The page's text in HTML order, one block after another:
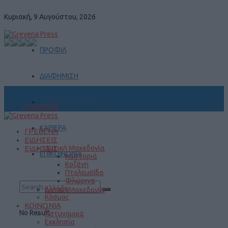
Κυριακή, 9 Αυγούστου, 2026
ΠΡΟΦΙΛ
ΔΙΑΦΗΜΙΣΗ
ΚΑΡΙΕΡΑ
ΕΠΙΚΟΙΝΩΝΙΑ
No Result
ΓΡΕΒΕΝΑ
ΕΙΔΗΣΕΙΣ
Δυτική Μακεδονία
ΓΡΕΒΕΝΑ
ΕΙΔΗΣΕΙΣ
Δυτική Μακεδονία
Καστοριά
Κοζάνη
Πτολεμαΐδα
Φλώρινα
Ελλάδα
Κόσμος
ΚΟΙΝΩΝΙΑ
Αστυνομικά
Εκκλησία